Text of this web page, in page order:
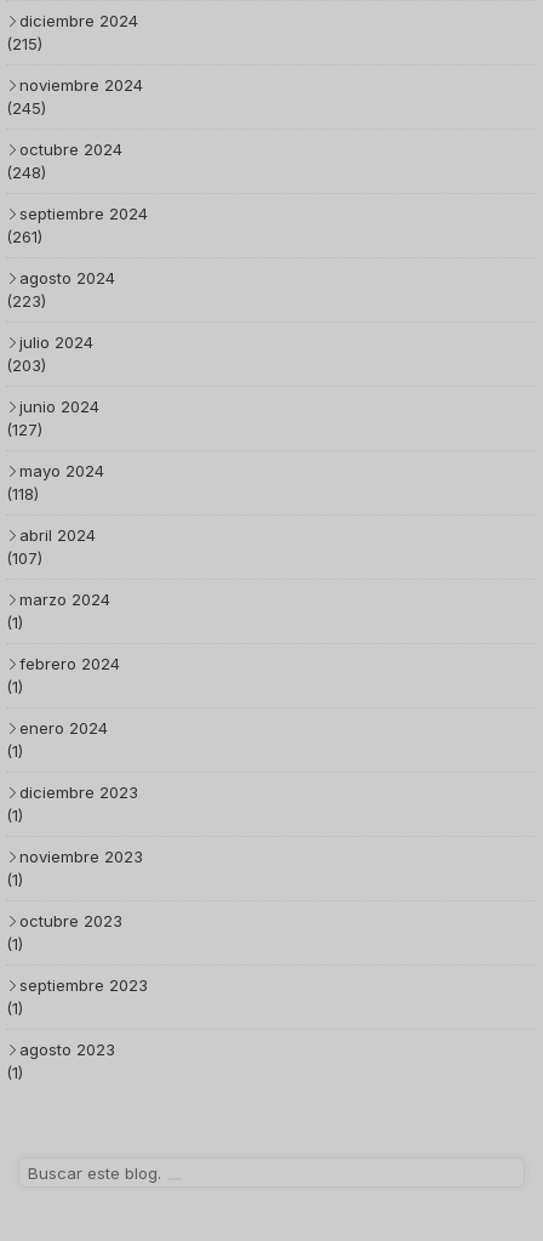
diciembre 2024
(215)
noviembre 2024
(245)
octubre 2024
(248)
septiembre 2024
(261)
agosto 2024
(223)
julio 2024
(203)
junio 2024
(127)
mayo 2024
(118)
abril 2024
(107)
marzo 2024
(1)
febrero 2024
(1)
enero 2024
(1)
diciembre 2023
(1)
noviembre 2023
(1)
octubre 2023
(1)
septiembre 2023
(1)
agosto 2023
(1)